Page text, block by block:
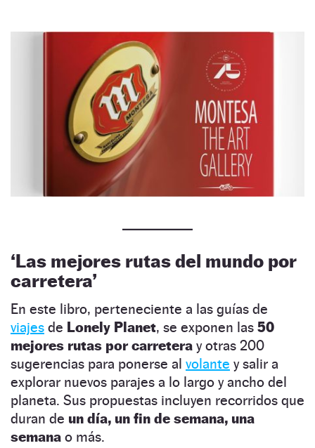
‘Las mejores rutas del mundo por
carretera’
En este libro, perteneciente a las guías de
viajes de Lonely Planet, se exponen las 50
mejores rutas por carretera y otras 200
sugerencias para ponerse al volante y salir a
explorar nuevos parajes a lo largo y ancho del
planeta. Sus propuestas incluyen recorridos que
duran de un día, un fin de semana, una
semana o más.